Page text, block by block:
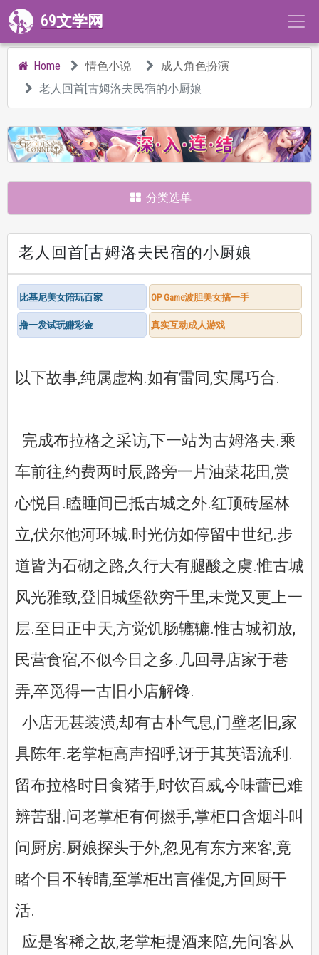
69文学网
Home 情色小说
成人角色扮演
老人回首[古姆洛夫民宿的小厨娘
分类选单
老人回首[古姆洛夫民宿的小厨娘
比基尼美女陪玩百家 OP Game波胆美女搞一手
撸一发试玩赚彩金 真实互动成人游戏
以下故事,纯属虚构.如有雷同,实属巧合.
完成布拉格之采访,下一站为古姆洛夫.乘
车前往,约费两时辰,路旁一片油菜花田,赏
心悦目.瞌睡间已抵古城之外.红顶砖屋林
立,伏尔他河环城.时光仿如停留中世纪.步
道皆为石砌之路,久行大有腿酸之虞.惟古城
风光雅致,登旧城堡欲穷千里,未觉又更上一
层.至日正中天,方觉饥肠辘辘.惟古城初放,
民营食宿,不似今日之多.几回寻店家于巷
弄,卒觅得一古旧小店解馋.
小店无甚装潢,却有古朴气息,门壁老旧,家
具陈年.老掌柜高声招呼,讶于其英语流利.
留布拉格时日食猪手,时饮百威,今味蕾已难
辨苦甜.问老掌柜有何撚手,掌柜口含烟斗叫
问厨房.厨娘探头于外,忽见有东方来客,竟
睹个目不转睛,至掌柜出言催促,方回厨干
活.
应是客稀之故,老掌柜提酒来陪,先问客从